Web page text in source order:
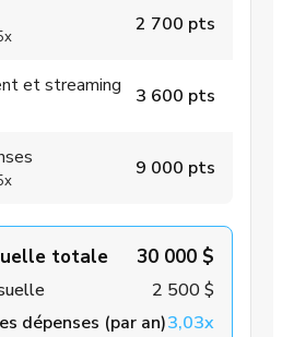
2 700 pts
et streaming 3 600 pts
9 000 pts
totale 30 000 $
2 500 $
dépenses (par an)3,03x